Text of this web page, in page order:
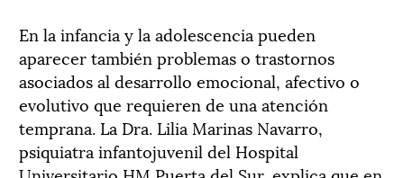
En la infancia y la adolescencia pueden
aparecer también problemas o trastornos
asociados al desarrollo emocional, afectivo o
evolutivo que requieren de una atención
temprana. La Dra. Lilia Marinas Navarro,
psiquiatra infantojuvenil del Hospital